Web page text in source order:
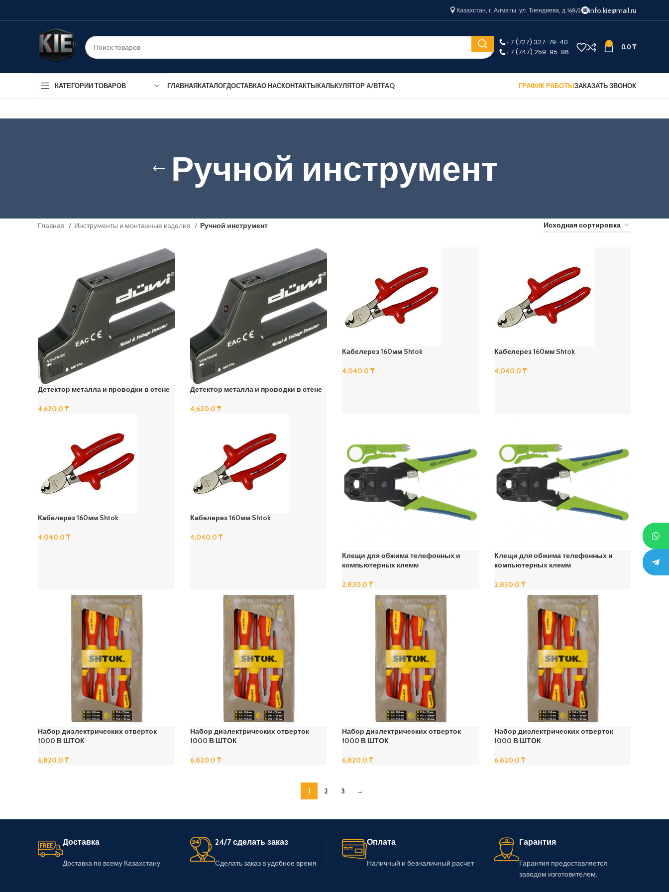
Казахстан, г. Алматы, ул. Тлендиева, д.168/2 info.kie@mail.ru
+7 (727) 327-79-40
+7 (747) 259-95-86
0 0.0₸
КАТЕГОРИИ ТОВАРОВ ГЛАВНАЯКАТАЛОГДОСТАВКАО НАСКОНТАКТЫКАЛЬКУЛЯТОР А/ВТFAQ ГРАФИК РАБОТЫЗАКАЗАТЬ ЗВОНОК
Ручной инструмент
Главная Инструменты и монтажные изделия Ручной инструмент
Детектор металла и проводки в стене
4,620.0 ₸
Детектор металла и проводки в стене
4,620.0 ₸
Кабелерез 160мм Shtok
4,040.0 ₸
Кабелерез 160мм Shtok
4,040.0 ₸
Кабелерез 160мм Shtok
4,040.0 ₸
Кабелерез 160мм Shtok
4,040.0 ₸
Клещи для обжима телефонных и
компьютерных клемм
2,830.0 ₸
Клещи для обжима телефонных и
компьютерных клемм
2,830.0 ₸
Набор диэлектрических отверток
1000 В ШТОК
6,820.0 ₸
Набор диэлектрических отверток
1000 В ШТОК
6,820.0 ₸
Набор диэлектрических отверток
1000 В ШТОК
6,820.0 ₸
Набор диэлектрических отверток
1000 В ШТОК
6,820.0 ₸
1 2 3 →
Доставка
Доставка по всему Казахстану
24/7 сделать заказ
Сделать заказ в удобное время
Оплата
Наличный и безналичный расчет
Гарантия
Гарантия предоставляется
заводом изготовителем.